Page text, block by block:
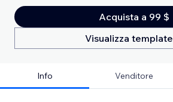
Acquista a 99 $
Visualizza template
Info Venditore